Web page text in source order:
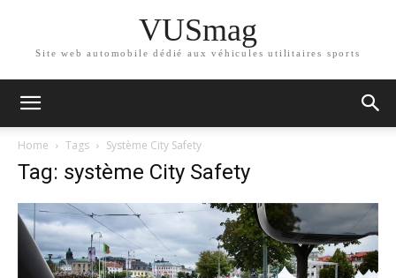
VUSmag
Site web automobile dédié aux véhicules utilitaires sports
Home Tags Système City Safety
Tag: système City Safety